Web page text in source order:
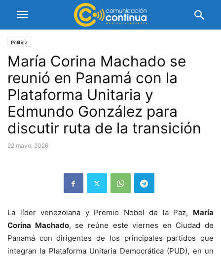
Politica
María Corina Machado se
reunió en Panamá con la
Plataforma Unitaria y
Edmundo González para
discutir ruta de la transición
22 mayo, 2026
La líder venezolana y Premio Nobel de la Paz, María
Corina Machado, se reúne este viernes en Ciudad de
Panamá con dirigentes de los principales partidos que
integran la Plataforma Unitaria Democrática (PUD), en un